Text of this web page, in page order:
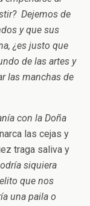
Dejemos de
y que sus
¿es justo que
de las artes y
las manchas de
con la Doña
las cejas y
traga saliva y
siquiera
que nos
una paila o